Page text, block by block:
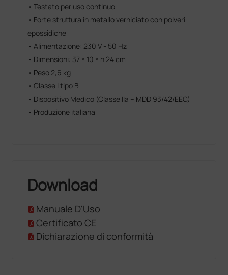
• Testato per uso continuo
• Forte struttura in metallo verniciato con polveri
epossidiche
• Alimentazione: 230 V - 50 Hz
• Dimensioni: 37 × 10 × h 24 cm
• Peso 2,6 kg
• Classe I tipo B
• Dispositivo Medico (Classe IIa – MDD 93/42/EEC)
• Produzione italiana
Download
Manuale D'Uso
Certificato CE
Dichiarazione di conformità